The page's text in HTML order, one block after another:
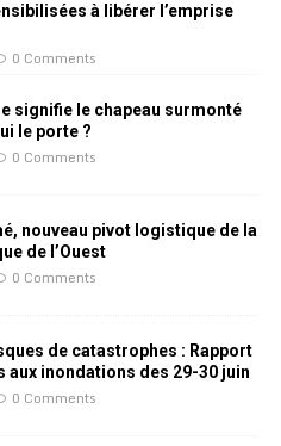
à libérer l’emprise
0 Comments
signifie le chapeau surmonté
le porte ?
0 Comments
nouveau pivot logistique de la
de l’Ouest
0 Comments
de catastrophes : Rapport
aux inondations des 29-30 juin
0 Comments